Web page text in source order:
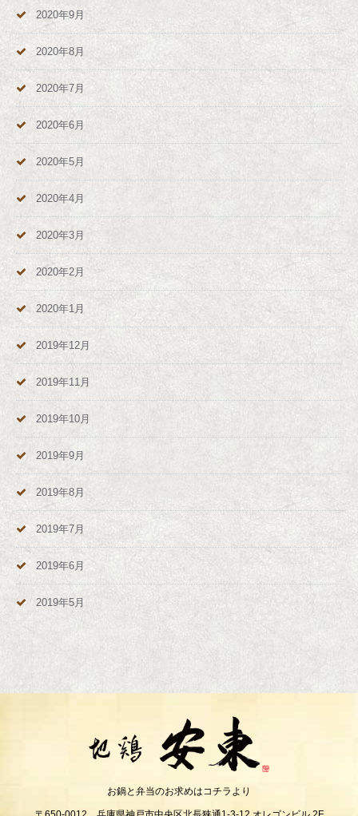
2020年9月
2020年8月
2020年7月
2020年6月
2020年5月
2020年4月
2020年3月
2020年2月
2020年1月
2019年12月
2019年11月
2019年10月
2019年9月
2019年8月
2019年7月
2019年6月
2019年5月
お鍋と弁当のお求めはコチラより